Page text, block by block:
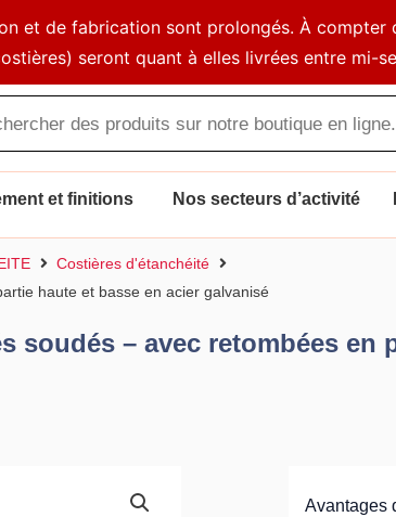
et de fabrication sont prolongés. À compter
seront quant à elles livrées entre mi-
et finitions Nos secteurs d’activité
Costières d'étanchéité
haute et basse en acier galvanisé
soudés – avec retombées en
Avantages